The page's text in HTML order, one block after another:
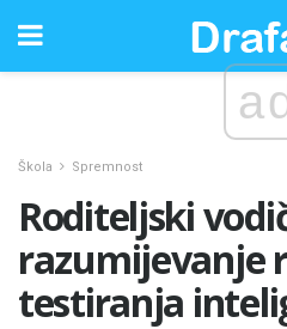
Škola Spremnost
Roditeljski
razumijevanje
testiranja